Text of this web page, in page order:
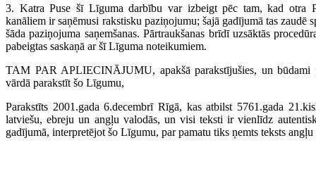
3. Katra Puse šī Līguma darbību var izbeigt pēc tam, kad otra
kanāliem ir saņēmusi rakstisku paziņojumu; šajā gadījumā tas zaudē
šāda paziņojuma saņemšanas. Pārtraukšanas brīdī uzsāktās
pabeigtas saskaņā ar šī Līguma noteikumiem.
TAM PAR APLIECINĀJUMU, apakšā parakstījušies, un būdami
vārdā parakstīt šo Līgumu,
Parakstīts 2001.gada 6.decembrī Rīgā, kas atbilst 5761.gada
latviešu, ebreju un angļu valodās, un visi teksti ir vienlīdz
gadījumā, interpretējot šo Līgumu, par pamatu tiks ņemts teksts